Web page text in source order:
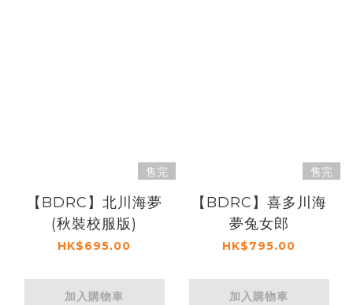
售完
【BDRC】北川海夢
(秋裝校服版)
HK$695.00
加入購物車
售完
【BDRC】喜多川海
夢兔女郎
HK$795.00
加入購物車